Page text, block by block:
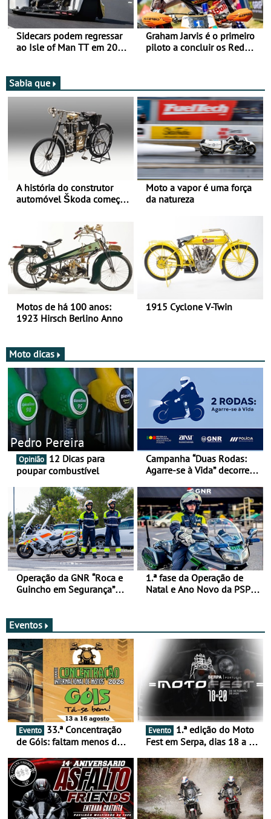
Sidecars podem regressar
ao Isle of Man TT em 2027
Graham Jarvis é o primeiro
piloto a concluir os Red
Sabia que
A história do construtor
automóvel Škoda começou
Moto a vapor é uma força
da natureza
Motos de há 100 anos:
1923 Hirsch Berlino Anno
1915 Cyclone V-Twin
Moto dicas
Pedro Pereira
Opinião
poupar combustível
Campanha “Duas Rodas:
Agarre-se à Vida” decorre
Operação da GNR “Roca e
Guincho em Segurança”
1.ª fase da Operação de
Natal e Ano Novo da PSP e
Eventos
Evento
de Góis: faltam menos de
16 de agosto
Evento
Fest em Serpa, dias 18 a 20
duas rodas invade o Baixo
Alentejo